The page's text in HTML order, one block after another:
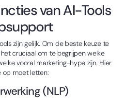
van AI-Tools
zijn gelijk. Om de beste keuze te
cruciaal om te begrijpen welke
vooral marketing-hype zijn. Hier
op moet letten:
(NLP)